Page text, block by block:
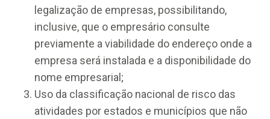
legalização de empresas, possibilitando,
inclusive, que o empresário consulte
previamente a viabilidade do endereço onde a
empresa será instalada e a disponibilidade do
nome empresarial;
Uso da classificação nacional de risco das
atividades por estados e municípios que não